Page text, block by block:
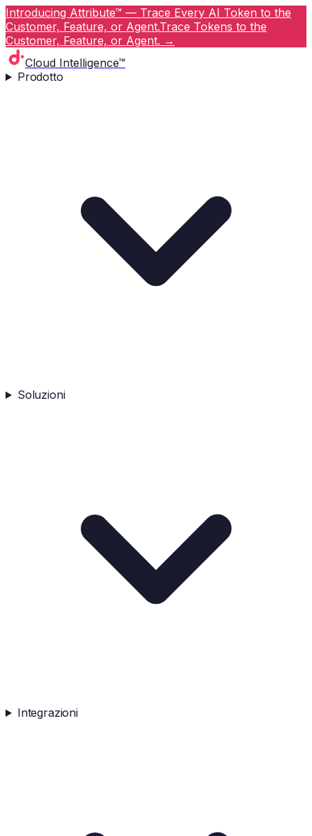
Introducing Attribute™ — Trace Every AI Token to the
Customer, Feature, or Agent.Trace Tokens to the
Customer, Feature, or Agent. →
Cloud Intelligence™
Prodotto
Soluzioni
Integrazioni